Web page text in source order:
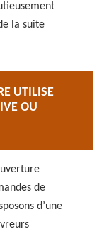
la suite
UTILISE
OU
de
d’une